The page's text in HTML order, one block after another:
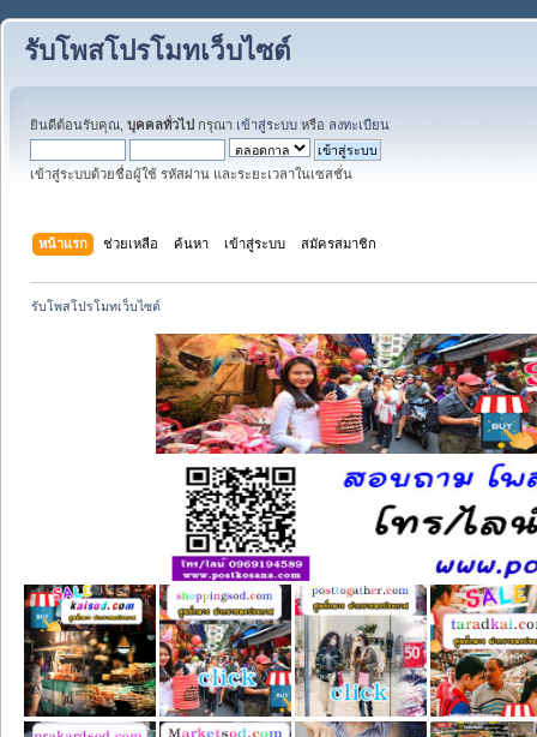
รับโพสโปรโมทเว็บไซต์
ยินดีต้อนรับคุณ, บุคคลทั่วไป กรุณา เข้าสู่ระบบ หรือ ลงทะเบียน
เข้าสู่ระบบด้วยชื่อผู้ใช้ รหัสผ่าน และระยะเวลาในเซสชั่น
หน้าแรก ช่วยเหลือ ค้นหา เข้าสู่ระบบ สมัครสมาชิก
รับโพสโปรโมทเว็บไซต์